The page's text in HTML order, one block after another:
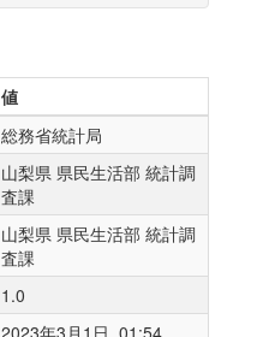
値
総務省統計局
山梨県 県民生活部 統計調
査課
山梨県 県民生活部 統計調
査課
1.0